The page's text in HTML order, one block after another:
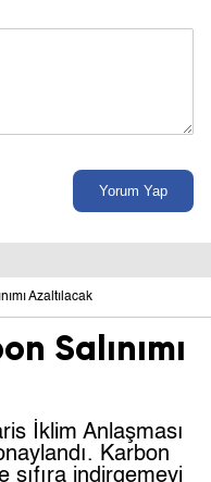
Yorum Yap
Azaltılacak
Salınımı
İklim Anlaşması
Karbon
sıfıra indirgemeyi